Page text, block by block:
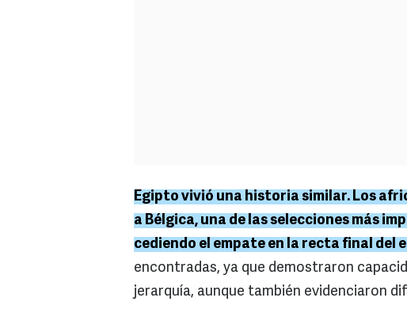
Egipto vivió una historia similar. Los
a Bélgica, una de las selecciones más
cediendo el empate en la recta final del
encontradas, ya que demostraron
jerarquía, aunque también evidenciaron